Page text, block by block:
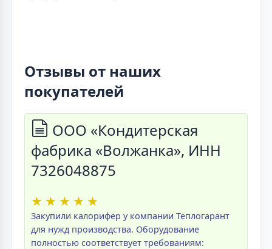
Отзывы от наших
покупателей
ООО «Кондитерская
фабрика «Волжанка», ИНН
7326048875
★ ★ ★ ★ ★
Закупили калорифер у компании Теплогарант
для нужд производства. Оборудование
полностью соответствует требованиям: